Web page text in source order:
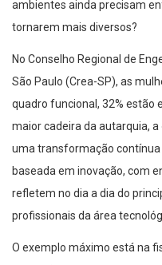
tornarem mais diversos?
São Paulo (Crea-SP), as
quadro funcional, 32% estão
maior cadeira da autarquia, a
uma transformação
baseada em inovação, com
refletem no dia a dia do
profissionais da área
operações fiscalizatórias